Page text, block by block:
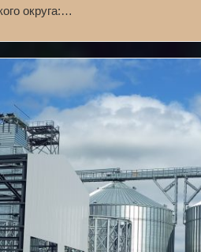
округа:…